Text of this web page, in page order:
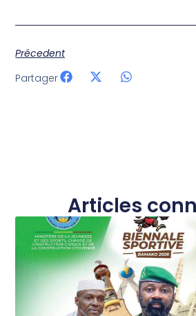
Précedent
Partager
Articles